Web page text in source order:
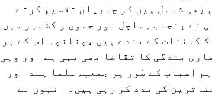
7 عدد بیوہ خواتین بھی شامل ہیں کو چابیاں تقسیم کرتے
نے پنجاب ہماچل اور جموں و کشمیر میں
کائنات کے بندے ہیں ،چنانچہ اس کے ہر
بندگی کا تقاضا بھی یہی ہے اور وہی
اسباب کے طور پر جمعیۃعلما ہند اور
کی مدد کر رہی ہیں۔ انہوں نے